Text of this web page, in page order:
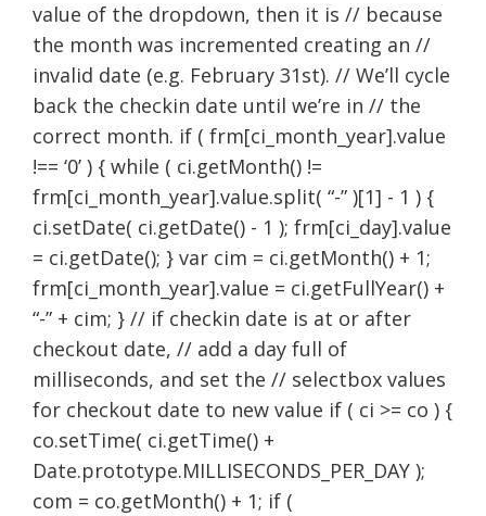
value of the dropdown, then it is // because
the month was incremented creating an //
invalid date (e.g. February 31st). // We’ll cycle
back the checkin date until we’re in // the
correct month. if ( frm[ci_month_year].value
!== ‘0’ ) { while ( ci.getMonth() !=
frm[ci_month_year].value.split( “-” )[1] - 1 ) {
ci.setDate( ci.getDate() - 1 ); frm[ci_day].value
= ci.getDate(); } var cim = ci.getMonth() + 1;
frm[ci_month_year].value = ci.getFullYear() +
“-” + cim; } // if checkin date is at or after
checkout date, // add a day full of
milliseconds, and set the // selectbox values
for checkout date to new value if ( ci >= co ) {
co.setTime( ci.getTime() +
Date.prototype.MILLISECONDS_PER_DAY );
com = co.getMonth() + 1; if (